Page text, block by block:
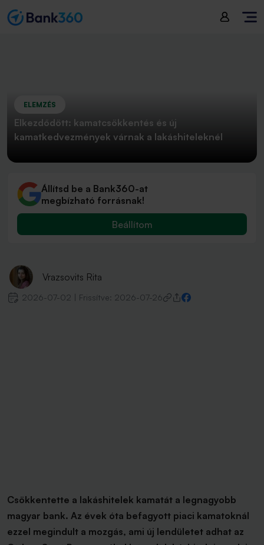
ELEMZÉS
Elkezdődött: kamatcsökkentés és új
kamatkedvezmények várnak a lakáshiteleknél
Állítsd be a Bank360-at
megbízható forrásnak!
Beállítom
Vrazsovits Rita
2026-07-02 Frissítve: 2026-07-26
Csökkentette a lakáshitelek kamatát a legnagyobb
magyar bank. Az évek óta befagyott piaci kamatoknál
ezzel megindult a mozgás, ami új lendületet adhat az